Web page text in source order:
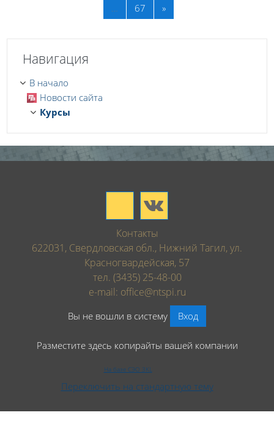
…
67 »Далее
Навигация
В начало
Новости сайта
Курсы
Контакты
622031, Свердловская обл., Нижний Тагил, ул.
Красногвардейская, 57
тел. (3435) 25-48-00
e-mail: office@ntspi.ru
Вы не вошли в систему Вход
Разместите здесь копирайты вашей компании
На базе СЭО 3KL
Переключить на стандартную тему